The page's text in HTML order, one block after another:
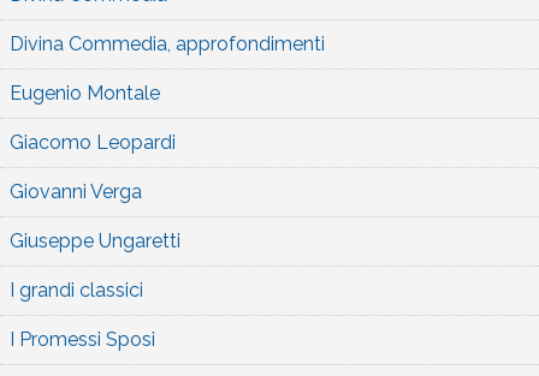
Divina Commedia, approfondimenti
Eugenio Montale
Giacomo Leopardi
Giovanni Verga
Giuseppe Ungaretti
I grandi classici
I Promessi Sposi